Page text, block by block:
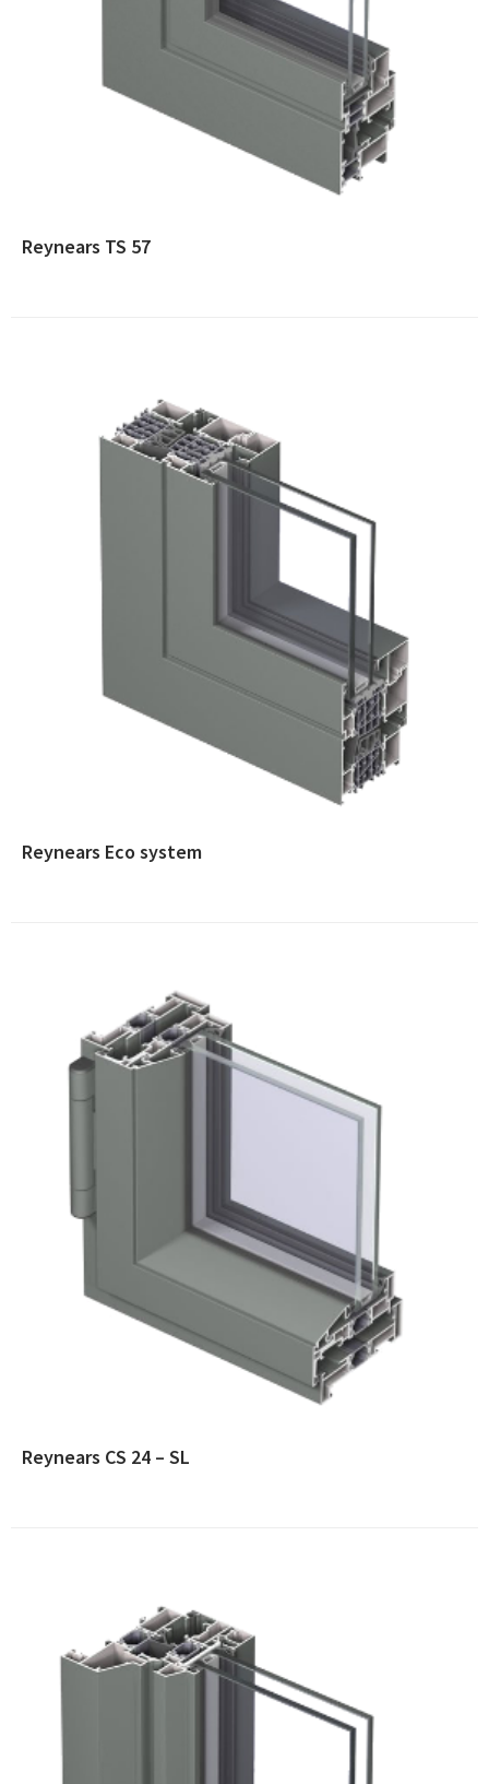
Reynears TS 57
Reynears Eco system
Reynears CS 24 – SL